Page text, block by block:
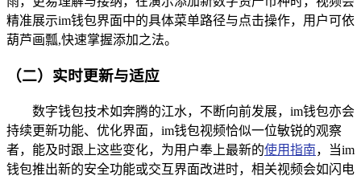
精准展示im钱包界面中的具体菜单路径与点击操作，用户可依
葫芦画瓢,快速掌握添加之法。
（二）实时更新与适应
数字钱包技术如奔腾的江水，不断向前发展，im钱包亦会
持续更新功能、优化界面，im钱包视频恰似一位敏锐的观察
者，能及时跟上这些变化，为用户奉上最新的使用指南，当im
钱包推出新的安全功能或交互界面改进时，相关视频会如闪电